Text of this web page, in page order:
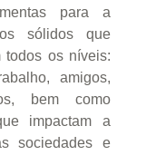
para a
sólidos que
todos os níveis:
amigos,
bem como
impactam a
sociedades e